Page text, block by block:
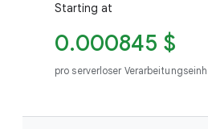
Starting at
0.000845 $
pro serverloser